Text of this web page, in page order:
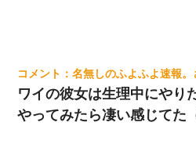
名無しのふよふよ速報。
ワイの彼女は生理中にやり
やってみたら凄い感じてた